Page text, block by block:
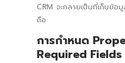
CRM จะกลายเป็นที่เก็บข้อ
ถือ
การกำหนด
Required Fields